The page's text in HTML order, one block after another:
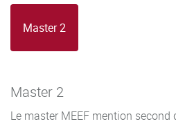
Master 2
Master 2
Le master MEEF mention